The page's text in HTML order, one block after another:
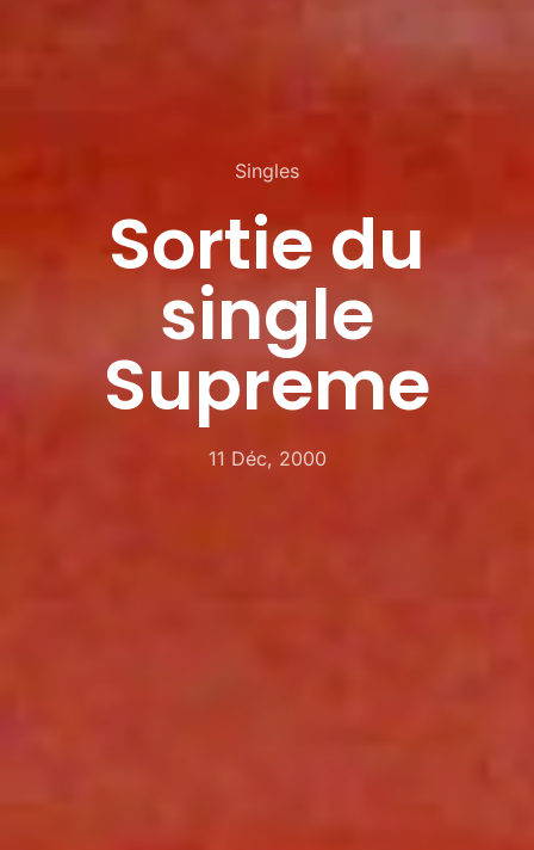
Singles
Sortie du
single
Supreme
11 Déc, 2000